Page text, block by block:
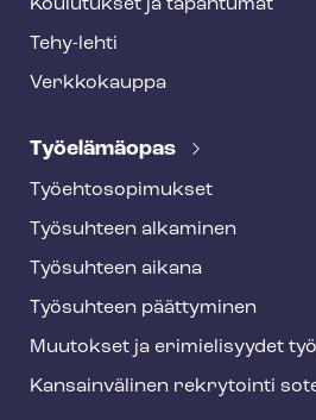
Koulutukset ja tapahtumat
Tehy-lehti
Verkkokauppa
Työelämäopas
Työ­eh­to­so­pi­muk­set
Työsuhteen alkaminen
Työsuhteen aikana
Työsuhteen päättyminen
Muutokset ja erimielisyydet
Kansainvälinen rekrytointi